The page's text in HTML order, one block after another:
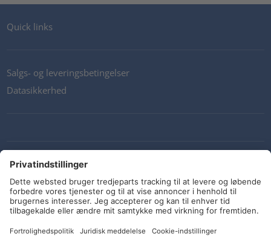
Quick links
Salgs- og leveringsbetingelser
Datasikkerhed
Kontakt os
Retningslinjer og forpligtelser
Sociale medier